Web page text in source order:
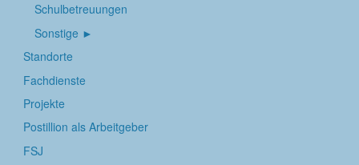
Schulbetreuungen
Sonstige
Standorte
Fachdienste
Projekte
Postillion als Arbeitgeber
FSJ